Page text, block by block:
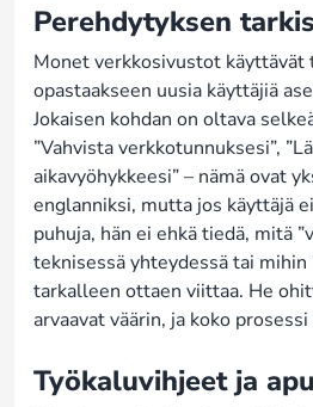
Perehdytyksen
Monet verkkosivustot käyttävät
opastaakseen uusia käyttäjiä
Jokaisen kohdan on oltava
”Vahvista verkkotunnuksesi”,
aikavyöhykkeesi” – nämä ovat
englanniksi, mutta jos käyttäjä
puhuja, hän ei ehkä tiedä, mitä
teknisessä yhteydessä tai mihin
tarkalleen ottaen viittaa. He
arvaavat väärin, ja koko prosessi
Työkaluvihjeet ja